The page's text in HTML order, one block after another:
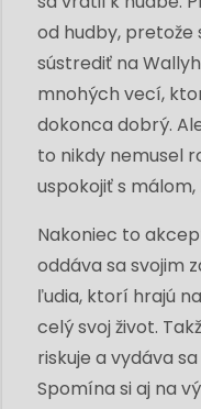
od hudby, pretože
sústrediť na
mnohých vecí,
dokonca dobrý.
to nikdy nemusel
uspokojiť s
Nakoniec to
oddáva sa svojim
ľudia, ktorí hrajú
celý svoj život.
riskuje a vydáva
Spomína si aj na